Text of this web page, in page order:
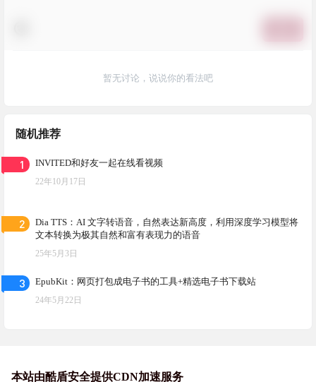
暂无讨论，说说你的看法吧
随机推荐
1 INVITED和好友一起在线看视频
22年10月17日
2
Dia TTS：AI 文字转语音，自然表达新高度，利用深度学习模型将
文本转换为极其自然和富有表现力的语音
25年5月3日
3 EpubKit：网页打包成电子书的工具+精选电子书下载站
24年5月22日
本站由酷盾安全提供CDN加速服务